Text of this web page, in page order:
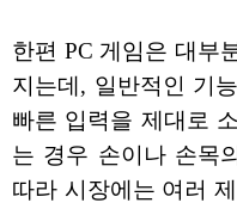
한편 PC 게임은 대부
지는데, 일반적인 기
빠른 입력을 제대로
는 경우 손이나 손목
따라 시장에는 여러